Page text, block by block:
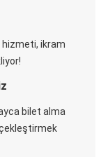
ikram
bilet alma